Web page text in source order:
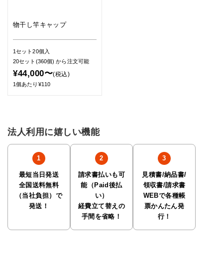
物干し竿キャップ
1セット20個入
20セット(360個)から注文可能
¥44,000〜(税込)
1個あたり¥110
法人利用に嬉しい機能
最短当日発送
全国送料無料
（当社負担）で
発送！
請求書払いも可
能（Paid後払
い）
経費立て替えの
手間を省略！
見積書/納品書/
領収書/請求書
WEBで各種帳
票かんたん発
行！